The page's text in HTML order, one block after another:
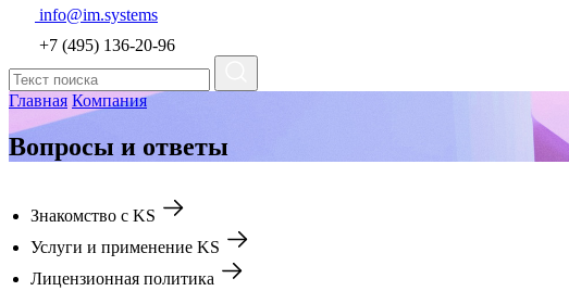
info@im.systems
+7 (495) 136-20-96
Главная Компания
Вопросы и ответы
Знакомство с KS
Услуги и применение KS
Лицензионная политика